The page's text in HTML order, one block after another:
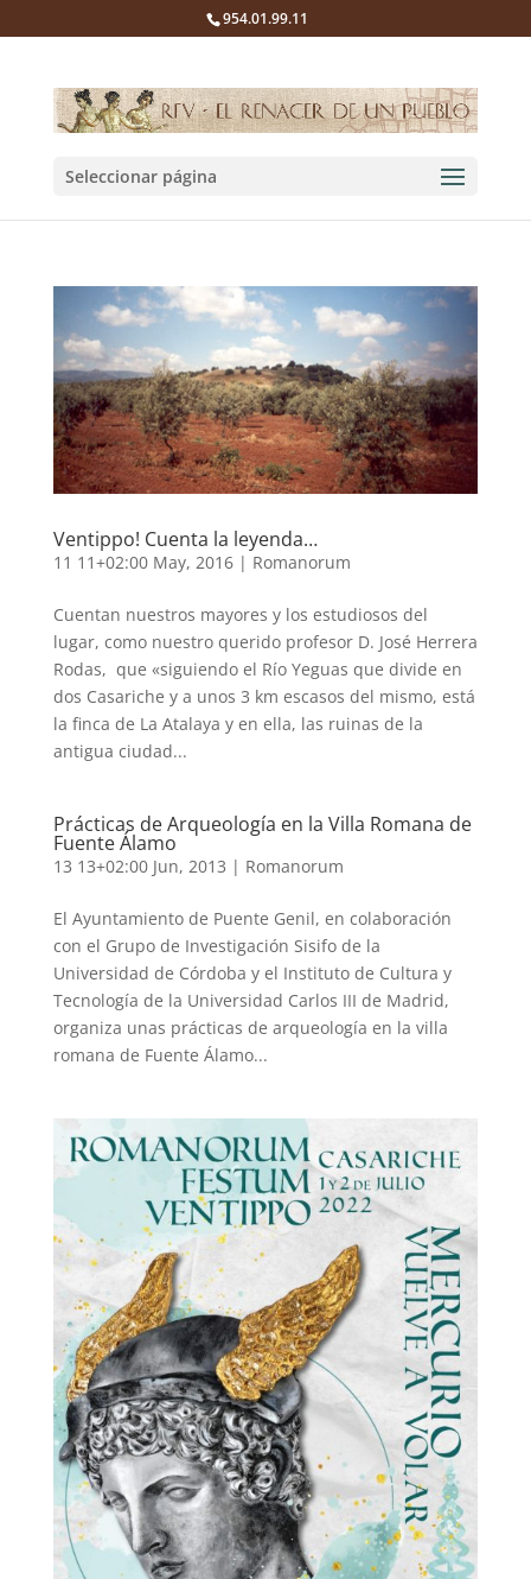
954.01.99.11
Seleccionar página
Ventippo! Cuenta la leyenda…
11 11+02:00 May, 2016| Romanorum
Cuentan nuestros mayores y los estudiosos del
lugar, como nuestro querido profesor D. José Herrera
Rodas, que «siguiendo el Río Yeguas que divide en
dos Casariche y a unos 3 km escasos del mismo, está
la finca de La Atalaya y en ella, las ruinas de la
antigua ciudad...
Prácticas de Arqueología en la Villa Romana de
Fuente Álamo
13 13+02:00 Jun, 2013 | Romanorum
El Ayuntamiento de Puente Genil, en colaboración
con el Grupo de Investigación Sisifo de la
Universidad de Córdoba y el Instituto de Cultura y
Tecnología de la Universidad Carlos III de Madrid,
organiza unas prácticas de arqueología en la villa
romana de Fuente Álamo...